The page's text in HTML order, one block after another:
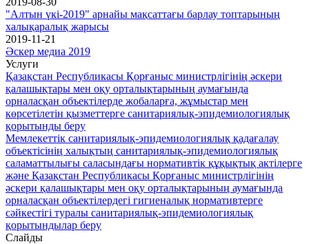
"Алтын үкі-2019" арнайы мақсаттағы барлау топтарының
халықаралық жарысы
2019-11-21
Әскер медиа 2019
Услуги
Қазақстан Республикасы Қорғаныс министрлігінің әскери
қалашықтары мен оқу орталықтарының аумағында
орналасқан объектілерде жобаларға, жұмыстар мен
көрсетілетін қызметтерге санитариялық-эпидемиологиялық
қорытынды беру
Мемлекеттік санитариялық-эпидемиологиялық қадағалау
объектісінің халықтың санитариялық-эпидемиологиялық
саламаттылығы саласындағы нормативтік құқықтық актілерге
және Қазақстан Республикасы Қорғаныс министрлігінің
әскери қалашықтары мен оқу орталықтарының аумағында
орналасқан объектілердегі гигиеналық нормативтерге
сәйкестігі туралы санитариялық-эпидемиологиялық
қорытындылар беру
Слайды